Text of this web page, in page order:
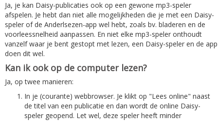
Ja, je kan Daisy-publicaties ook op een gewone mp3-speler
afspelen. Je hebt dan niet alle mogelijkheden die je met een Daisy-
speler of de Anderlsezen-app wel hebt, zoals bv. bladeren en de
voorleessnelheid aanpassen. En niet elke mp3-speler onthoudt
vanzelf waar je bent gestopt met lezen, een Daisy-speler en de app
doen dit wel.
Kan ik ook op de computer lezen?
Ja, op twee manieren:
In je (courante) webbrowser. Je klikt op "Lees online" naast
de titel van een publicatie en dan wordt de online Daisy-
speler geopend. Let wel, deze speler heeft minder